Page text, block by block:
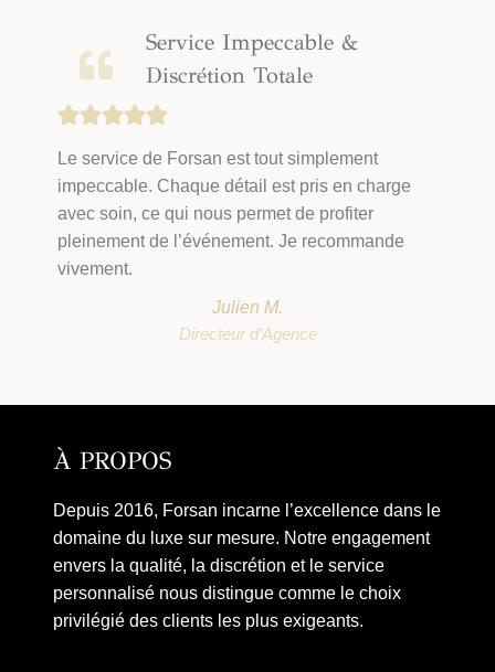
Service Impeccable &
Discrétion Totale
Le service de Forsan est tout simplement
impeccable. Chaque détail est pris en charge
avec soin, ce qui nous permet de profiter
pleinement de l’événement. Je recommande
vivement.
Julien M.
Directeur d’Agence
À PROPOS
Depuis 2016, Forsan incarne l’excellence dans le
domaine du luxe sur mesure. Notre engagement
envers la qualité, la discrétion et le service
personnalisé nous distingue comme le choix
privilégié des clients les plus exigeants.